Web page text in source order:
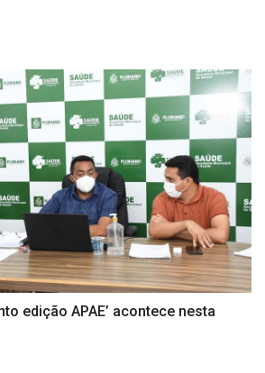
edição APAE’ acontece nesta